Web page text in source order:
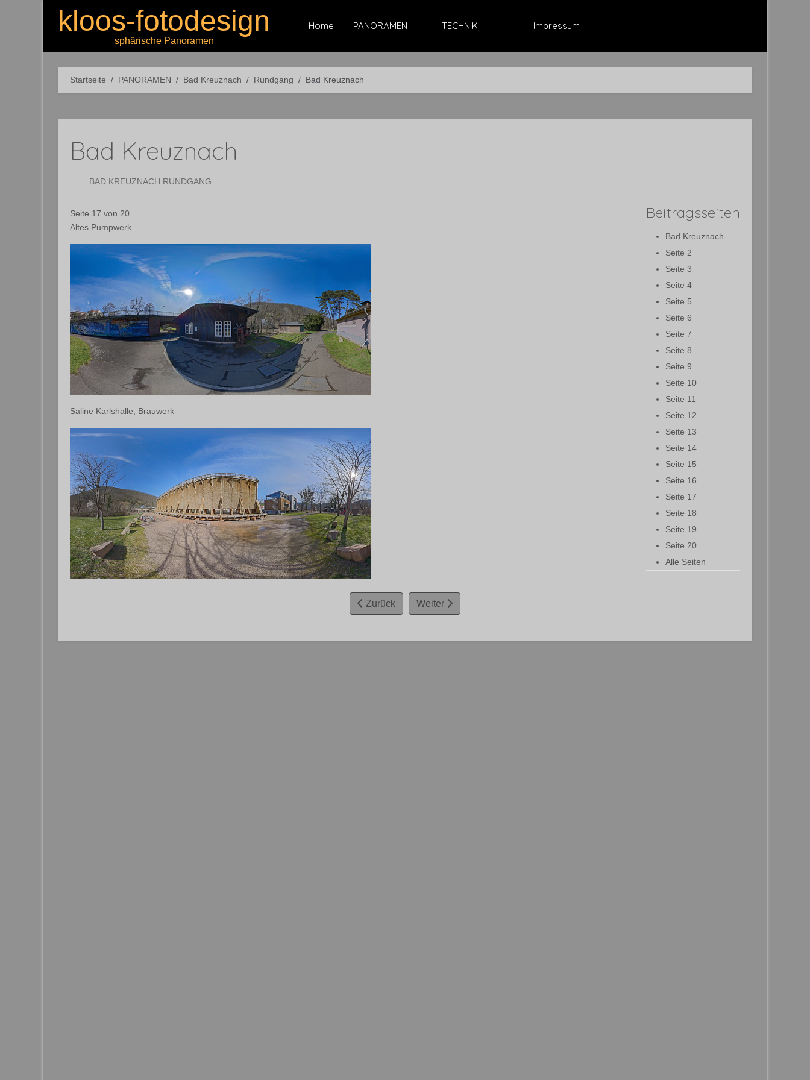
kloos-fotodesign
sphärische Panoramen
Home PANORAMEN TECHNIK | Impressum
Startseite PANORAMEN Bad Kreuznach Rundgang Bad Kreuznach
Bad Kreuznach
BAD KREUZNACH RUNDGANG
Beitragsseiten
Bad Kreuznach
Seite 2
Seite 3
Seite 4
Seite 5
Seite 6
Seite 7
Seite 8
Seite 9
Seite 10
Seite 11
Seite 12
Seite 13
Seite 14
Seite 15
Seite 16
Seite 17
Seite 18
Seite 19
Seite 20
Alle Seiten
Seite 17 von 20
Altes Pumpwerk
Saline Karlshalle, Brauwerk
Zurück Weiter